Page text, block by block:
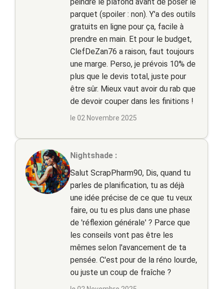
parquet (spoiler : non). Y'a des outils
gratuits en ligne pour ça, facile à
prendre en main. Et pour le budget,
ClefDeZan76 a raison, faut toujours
une marge. Perso, je prévois 10% de
plus que le devis total, juste pour
être sûr. Mieux vaut avoir du rab que
de devoir couper dans les finitions !
le 02 Novembre 2025
Nightshade :
Salut ScrapPharm90, Dis, quand tu
parles de planification, tu as déjà
une idée précise de ce que tu veux
faire, ou tu es plus dans une phase
de 'réflexion générale' ? Parce que
les conseils vont pas être les
mêmes selon l'avancement de ta
pensée. C'est pour de la réno lourde,
ou juste un coup de fraîche ?